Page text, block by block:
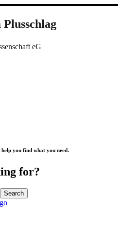
eG
you find what you need.
for?